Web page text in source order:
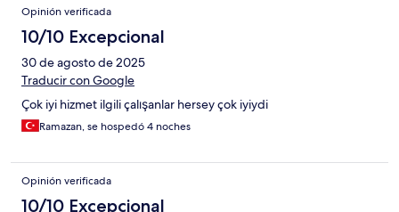
Opinión verificada
10/10 Excepcional
30 de agosto de 2025
Traducir con Google
Çok iyi hizmet ilgili çalışanlar hersey çok iyiydi
Ramazan, se hospedó 4 noches
Opinión verificada
10/10 Excepcional